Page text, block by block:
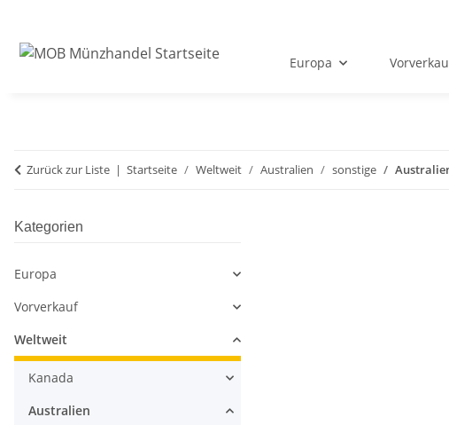
Europa
Zurück zur Liste Startseite Weltweit Australien sonstige
Kategorien
Europa
Vorverkauf
Weltweit
Kanada
Australien